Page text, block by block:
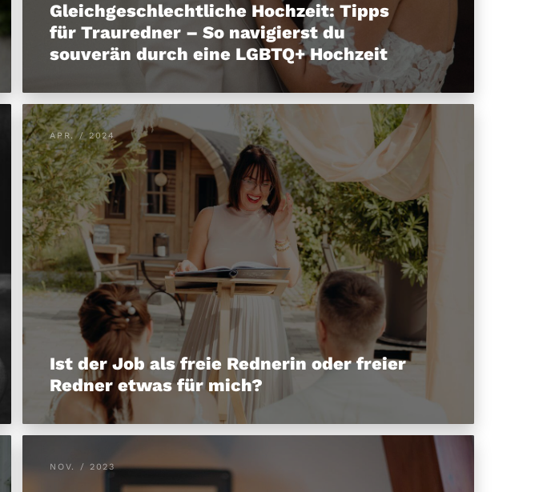
Gleichgeschlechtliche Hochzeit: Tipps
für Trauredner – So navigierst du
souverän durch eine LGBTQ+ Hochzeit
APR. / 2024
Ist der Job als freie Rednerin oder freier
Redner etwas für mich?
NOV. / 2023